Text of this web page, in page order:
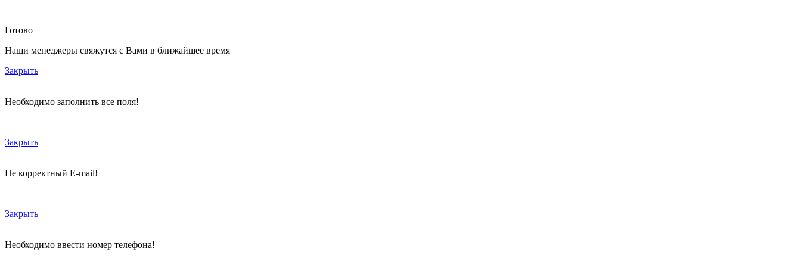
Готово
Наши менеджеры свяжутся с Вами в ближайшее время
Закрыть
Необходимо заполнить все поля!
Закрыть
Не корректный E-mail!
Закрыть
Необходимо ввести номер телефона!